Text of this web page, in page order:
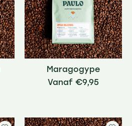
Maragogype
€9,95